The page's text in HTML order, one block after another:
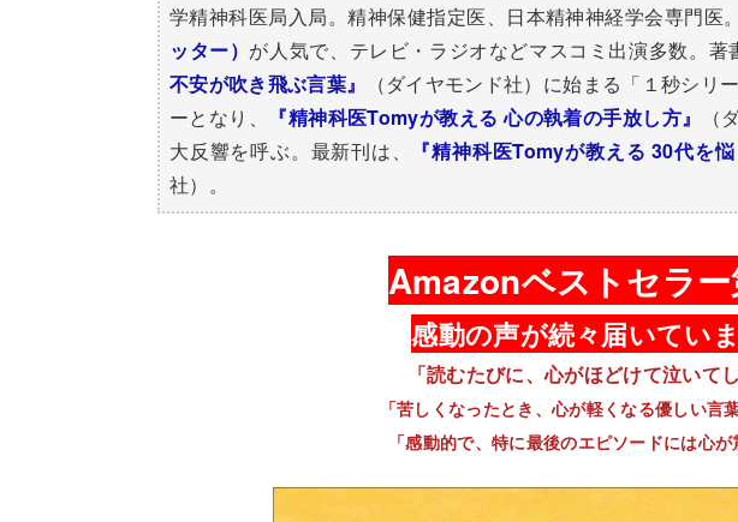
学精神科医局入局。精神保健指定医、日本精神神経学会専門医
ッター） が人気で、テレビ・ラジオなどマスコミ出演多数。著
不安が吹き飛ぶ言葉』
（ダイヤモンド社）に始まる「１秒シリ
ーとなり、
『精神科医Tomyが教える 心の執着の手放し方』
（
大反響を呼ぶ。最新刊は、
『精神科医Tomyが教える 30代を悩
社）。
Amazonベストセラ
感動の声が続々届いてい
「読むたびに、心がほどけて泣いて
「苦しくなったとき、心が軽くなる優しい言
「感動的で、特に最後のエピソードには心が